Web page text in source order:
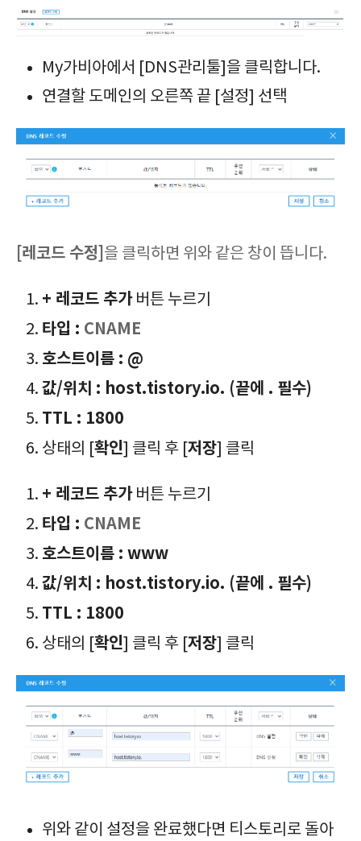
My가비아에서 [DNS관리툴]을 클릭합니다.
연결할 도메인의 오른쪽 끝 [설정] 선택
[레코드​ 수정] 을 클릭하면 위와 같은 창이 뜹니다.
+ 레코드 추가 버튼 누르기
타입 : CNAME
호스트이름 : @
값/위치 : host.tistory.io. (끝에 . 필수)
TTL : 1800
상태의 [확인] 클릭 후 [저장] 클릭
+ 레코드 추가 버튼 누르기
타입 : CNAME
호스트이름 : www
값/위치 : host.tistory.io. (끝에 . 필수)
TTL : 1800
상태의 [확인] 클릭 후 [저장] 클릭
위와 같이 설정을 완료했다면 티스토리로 돌아